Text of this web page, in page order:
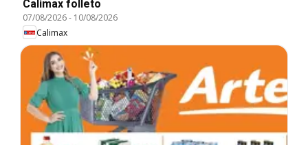
Calimax folleto
07/08/2026- 10/08/2026
Calimax